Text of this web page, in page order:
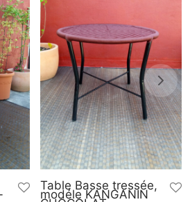
Table Basse tressée,
modéle KANGANIN